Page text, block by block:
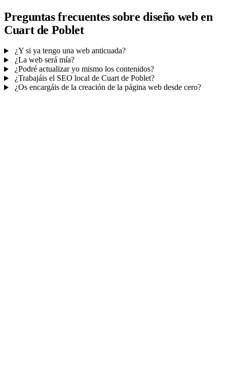
Preguntas frecuentes sobre diseño web en
Cuart de Poblet
¿Y si ya tengo una web anticuada?
¿La web será mía?
¿Podré actualizar yo mismo los contenidos?
¿Trabajáis el SEO local de Cuart de Poblet?
¿Os encargáis de la creación de la página web desde cero?